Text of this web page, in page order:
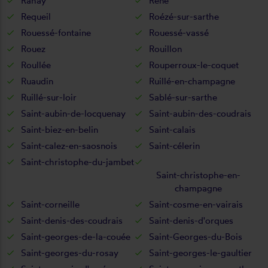
Requeil
Roézé-sur-sarthe
Rouessé-fontaine
Rouessé-vassé
Rouez
Rouillon
Roullée
Rouperroux-le-coquet
Ruaudin
Ruillé-en-champagne
Ruillé-sur-loir
Sablé-sur-sarthe
Saint-aubin-de-locquenay
Saint-aubin-des-coudrais
Saint-biez-en-belin
Saint-calais
Saint-calez-en-saosnois
Saint-célerin
Saint-christophe-du-jambet
Saint-christophe-en-
champagne
Saint-corneille
Saint-cosme-en-vairais
Saint-denis-des-coudrais
Saint-denis-d'orques
Saint-georges-de-la-couée
Saint-Georges-du-Bois
Saint-georges-du-rosay
Saint-georges-le-gaultier